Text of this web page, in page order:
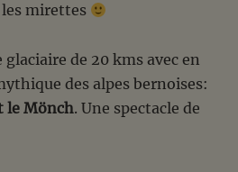
les mirettes
de 20 kms avec en
des alpes bernoises:
le Mönch. Une spectacle de